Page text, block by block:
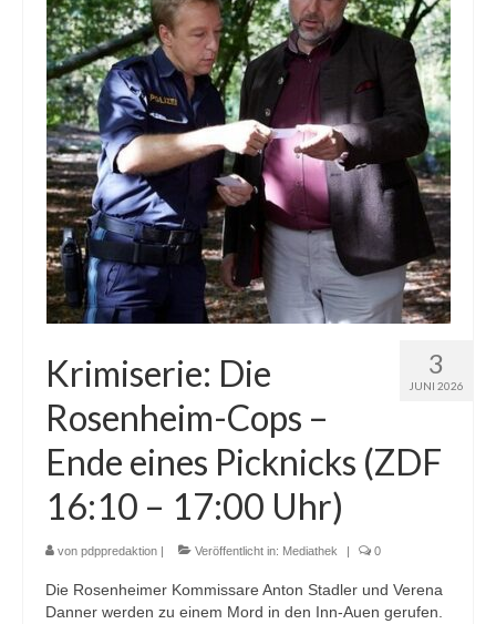
3
JUNI 2026
Krimiserie: Die
Rosenheim-Cops –
Ende eines Picknicks (ZDF
16:10 – 17:00 Uhr)
von pdppredaktion Veröffentlicht in: Mediathek 0
Die Rosenheimer Kommissare Anton Stadler und Verena
Danner werden zu einem Mord in den Inn-Auen gerufen.